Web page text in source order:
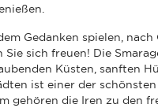
Gedanken spielen, nach
Sie sich freuen! Die
Küsten, sanften
ist einer der
gehören die Iren zu den